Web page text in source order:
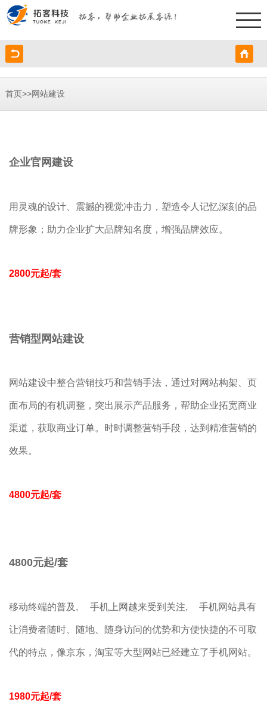
首页>>网站建设
企业官网建设
用灵魂的设计、震撼的视觉冲击力，塑造令人记忆深刻的品
牌形象；助力企业扩大品牌知名度，增强品牌效应。
2800元起/套
营销型网站建设
网站建设中整合营销技巧和营销手法，通过对网站构架、页
面布局的有机调整，突出展示产品服务，帮助企业拓宽商业
渠道，获取商业订单。时时调整营销手段，达到精准营销的
效果。
4800元起/套
4800元起/套
移动终端的普及, 手机上网越来受到关注, 手机网站具有
让消费者随时、随地、随身访问的优势和方便快捷的不可取
代的特点，像京东，淘宝等大型网站已经建立了手机网站。
1980元起/套